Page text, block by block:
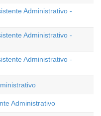
Administrativo -
Administrativo -
Administrativo -
Administrativo